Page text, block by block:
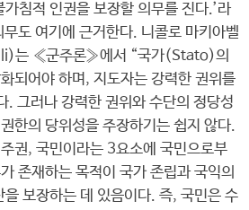
침적 인권을 보장할 의무를 진다.’라
도 여기에 근거한다. 니콜로 마키아벨
는 «군주론»에서 “국가(Stato)의
되어야 하며, 지도자는 강력한 권위를
. 그러나 강력한 권위와 수단의 정당성
한의 당위성을 주장하기는 쉽지 않다.
권, 국민이라는 3요소에 국민으로부
존재하는 목적이 국가 존립과 국익의
보장하는 데 있음이다. 즉, 국민은 수